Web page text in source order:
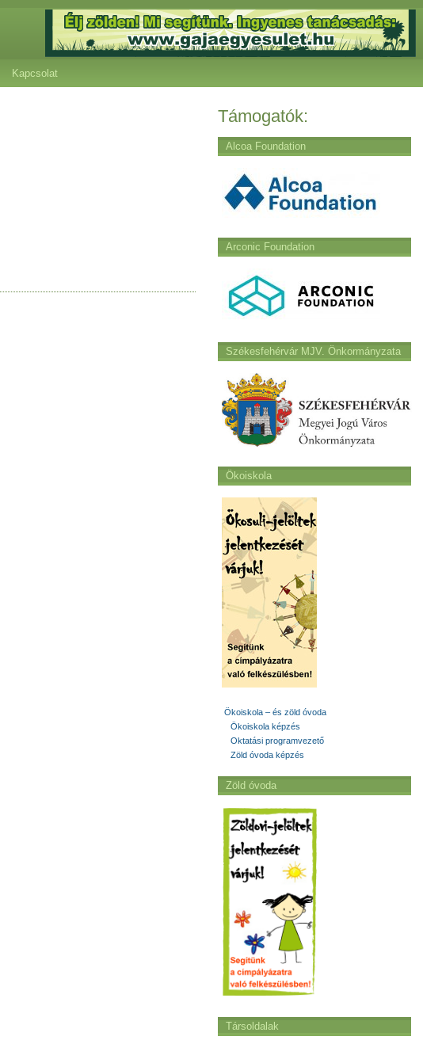
Kapcsolat
Támogatók:
Alcoa Foundation
Arconic Foundation
Székesfehérvár MJV. Önkormányzata
Ökoiskola
Ökoiskola – és zöld óvoda
Ökoiskola képzés
Oktatási programvezető
Zöld óvoda képzés
Zöld óvoda
Társoldalak